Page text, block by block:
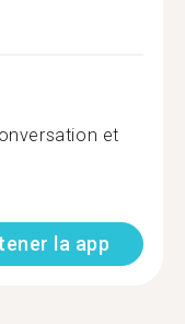
et
la app